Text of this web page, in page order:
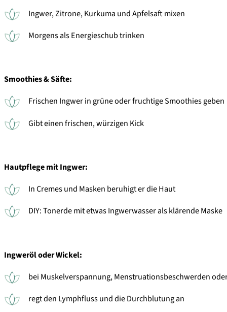
Ingwer, Zitrone, Kurkuma und Apfelsaft mixen
Morgens als Energieschub trinken
Smoothies & Säfte:
Frischen Ingwer in grüne oder fruchtige Smoothies geben
Gibt einen frischen, würzigen Kick
Hautpflege mit Ingwer:
In Cremes und Masken beruhigt er die Haut
DIY: Tonerde mit etwas Ingwerwasser als klärende Maske
Ingweröl oder Wickel:
bei Muskelverspannung, Menstruationsbeschwerden
regt den Lymphfluss und die Durchblutung an